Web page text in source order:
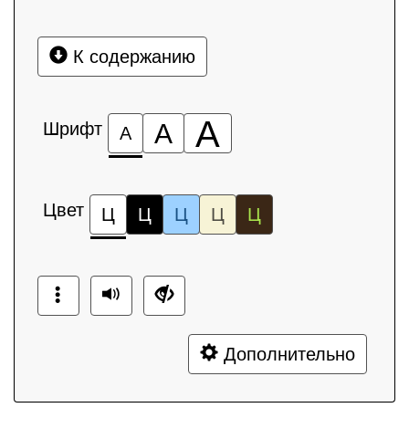
К содержанию
Шрифт А А А
Цвет Ц Ц Ц Ц Ц
Дополнительно